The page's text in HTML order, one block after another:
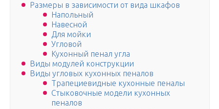
Размеры в зависимости от вида шкафов
Напольный
Навесной
Для мойки
Угловой
Кухонный пенал угла
Виды модулей конструкции
Виды угловых кухонных пеналов
Трапециевидные кухонные пеналы
Стыковочные модели кухонных
пеналов